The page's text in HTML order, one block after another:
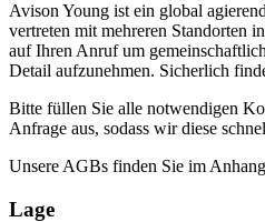
Avison Young ist ein global
vertreten mit mehreren Standorten
auf Ihren Anruf um
Detail aufzunehmen. Sicherlich
Bitte füllen Sie alle notwendigen
Anfrage aus, sodass wir diese
Unsere AGBs finden Sie im
Lage